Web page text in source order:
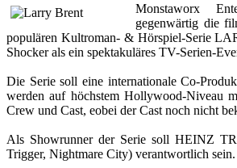
Monstaworx
gegenwärtig die
populären Kultroman- & Hörspiel-Serie
Shocker als ein spektakuläres TV-Serien-
Die Serie soll eine internationale Co-
werden auf höchstem Hollywood-Niveau
Crew und Cast, eobei der Cast noch nicht
Als Showrunner der Serie soll HEINZ
Trigger, Nightmare City) verantwortlich sein.